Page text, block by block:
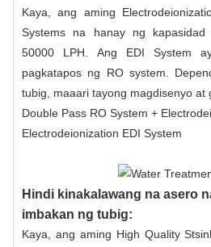
Kaya, ang aming
Systems na hanay ng
50000 LPH. Ang EDI System
pagkatapos ng RO system.
tubig, maaari tayong magdisenyo at
Double Pass RO System +
Electrodeionization EDI System
Hindi kinakalawang na asero
imbakan ng tubig:
Kaya, ang aming High Quality